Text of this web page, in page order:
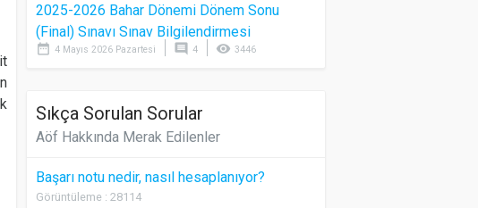
2025-2026 Bahar Dönemi Dönem Sonu
(Final) Sınavı Sınav Bilgilendirmesi
date_range 4 Mayıs 2026 Pazartesi comment 4 visibility 3446
Sıkça Sorulan Sorular
Aöf Hakkında Merak Edilenler
Başarı notu nedir, nasıl hesaplanıyor?
Görüntüleme : 28114